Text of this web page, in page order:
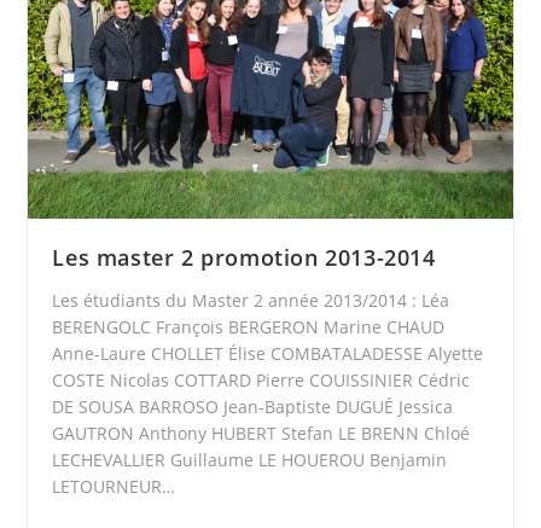
Les master 2 promotion 2013-2014
Les étudiants du Master 2 année 2013/2014 : Léa
BERENGOLC François BERGERON Marine CHAUD
Anne-Laure CHOLLET Élise COMBATALADESSE Alyette
COSTE Nicolas COTTARD Pierre COUISSINIER Cédric
DE SOUSA BARROSO Jean-Baptiste DUGUÉ Jessica
GAUTRON Anthony HUBERT Stefan LE BRENN Chloé
LECHEVALLIER Guillaume LE HOUEROU Benjamin
LETOURNEUR…